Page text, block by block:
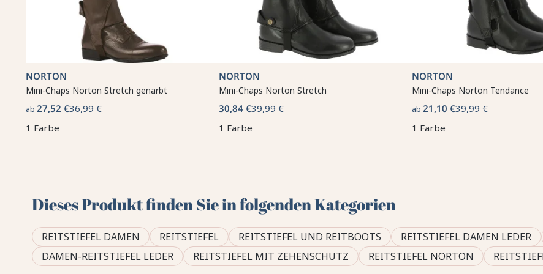
NORTON
Mini-Chaps Norton Stretch genarbt
ab27,52 €36,99 €
1 Farbe
NORTON
Mini-Chaps Norton Stretch
30,84 €39,99 €
1 Farbe
NORTON
Mini-Chaps Norton Tendance
ab21,10 €39,99 €
1 Farbe
Dieses Produkt finden Sie in folgenden Kategorien
REITSTIEFEL DAMEN REITSTIEFEL REITSTIEFEL UND REITBOOTS REITSTIEFEL DAMEN LEDER
DAMEN-REITSTIEFEL LEDER
REITSTIEFEL MIT ZEHENSCHUTZ REITSTIEFEL NORTON